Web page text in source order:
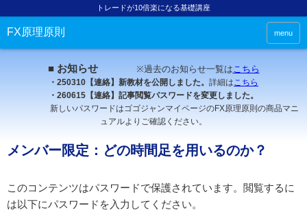
トレードが10倍楽になる基礎講座
FX原理原則 menu
■ お知らせ ※過去のお知らせ一覧はこちら
・250310【連絡】新教材を公開しました。 詳細はこちら
・260615【連絡】記事閲覧パスワードを変更しました。
新しいパスワードはゴゴジャンマイページのFX原理原則の商品マニ
ュアルよりご確認ください。
メンバー限定：どの時間足を用いるのか？
このコンテンツはパスワードで保護されています。閲覧するに
は以下にパスワードを入力してください。